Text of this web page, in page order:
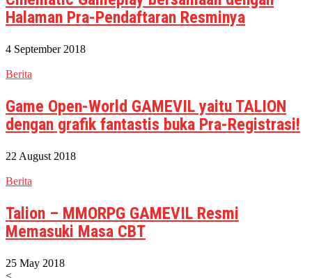
Halaman Pra-Pendaftaran Resminya
4 September 2018
Berita
Game Open-World GAMEVIL yaitu TALION
dengan grafik fantastis buka Pra-Registrasi!
22 August 2018
Berita
Talion – MMORPG GAMEVIL Resmi
Memasuki Masa CBT
25 May 2018
<